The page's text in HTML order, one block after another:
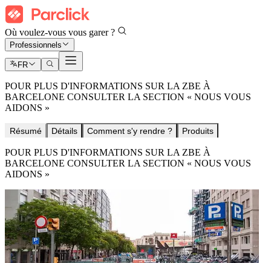
Où voulez-vous vous garer ?
Professionnels
FR
POUR PLUS D'INFORMATIONS SUR LA ZBE À
BARCELONE CONSULTER LA SECTION « NOUS VOUS
AIDONS »
Résumé Détails Comment s'y rendre ? Produits
POUR PLUS D'INFORMATIONS SUR LA ZBE À
BARCELONE CONSULTER LA SECTION « NOUS VOUS
AIDONS »